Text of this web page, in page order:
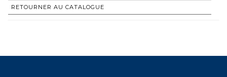
RETOURNER AU CATALOGUE